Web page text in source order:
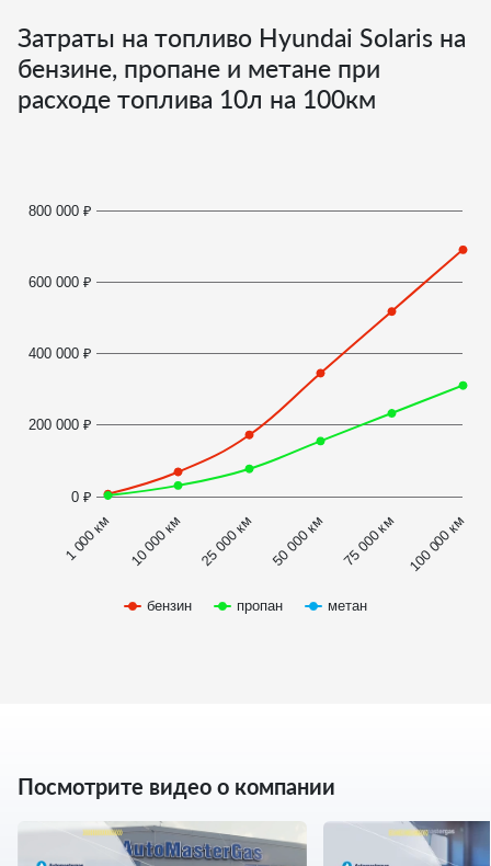
Затраты на топливо Hyundai Solaris на
бензине, пропане и метане при
расходе топлива 10л на 100км
бензин пропан метан
1 000 км 10 000 км 25 000 км 50 000 км 75 000 км 100 000 км
0 ₽
200 000 ₽
400 000 ₽
600 000 ₽
800 000 ₽
Посмотрите видео о компании